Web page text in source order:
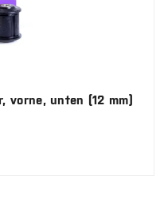
vorne, unten (12 mm)